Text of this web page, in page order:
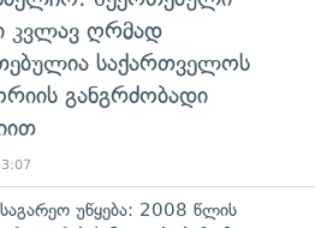
კვლავ ღრმად
საქართველოს
განგრძობადი
საგარეო უწყება: 2008 წლის